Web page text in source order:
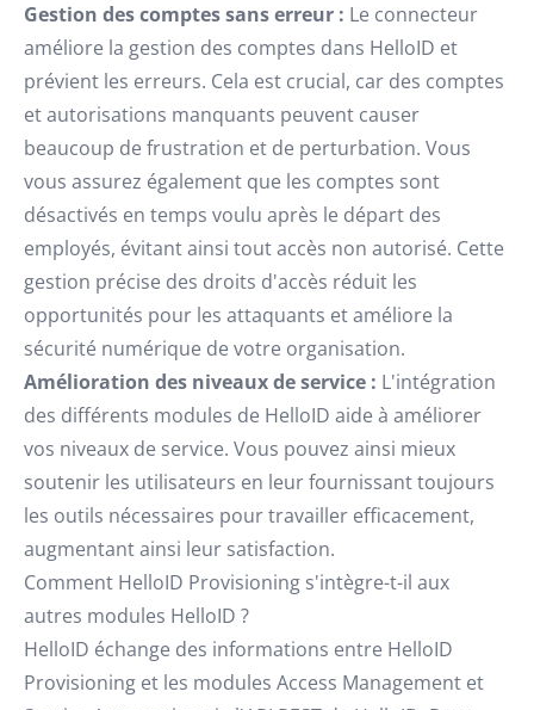
Gestion des comptes sans erreur : Le connecteur
améliore la gestion des comptes dans HelloID et
prévient les erreurs. Cela est crucial, car des comptes
et autorisations manquants peuvent causer
beaucoup de frustration et de perturbation. Vous
vous assurez également que les comptes sont
désactivés en temps voulu après le départ des
employés, évitant ainsi tout accès non autorisé. Cette
gestion précise des droits d'accès réduit les
opportunités pour les attaquants et améliore la
sécurité numérique de votre organisation.
Amélioration des niveaux de service : L'intégration
des différents modules de HelloID aide à améliorer
vos niveaux de service. Vous pouvez ainsi mieux
soutenir les utilisateurs en leur fournissant toujours
les outils nécessaires pour travailler efficacement,
augmentant ainsi leur satisfaction.
Comment HelloID Provisioning s'intègre-t-il aux
autres modules HelloID ?
HelloID échange des informations entre HelloID
Provisioning et les modules Access Management et